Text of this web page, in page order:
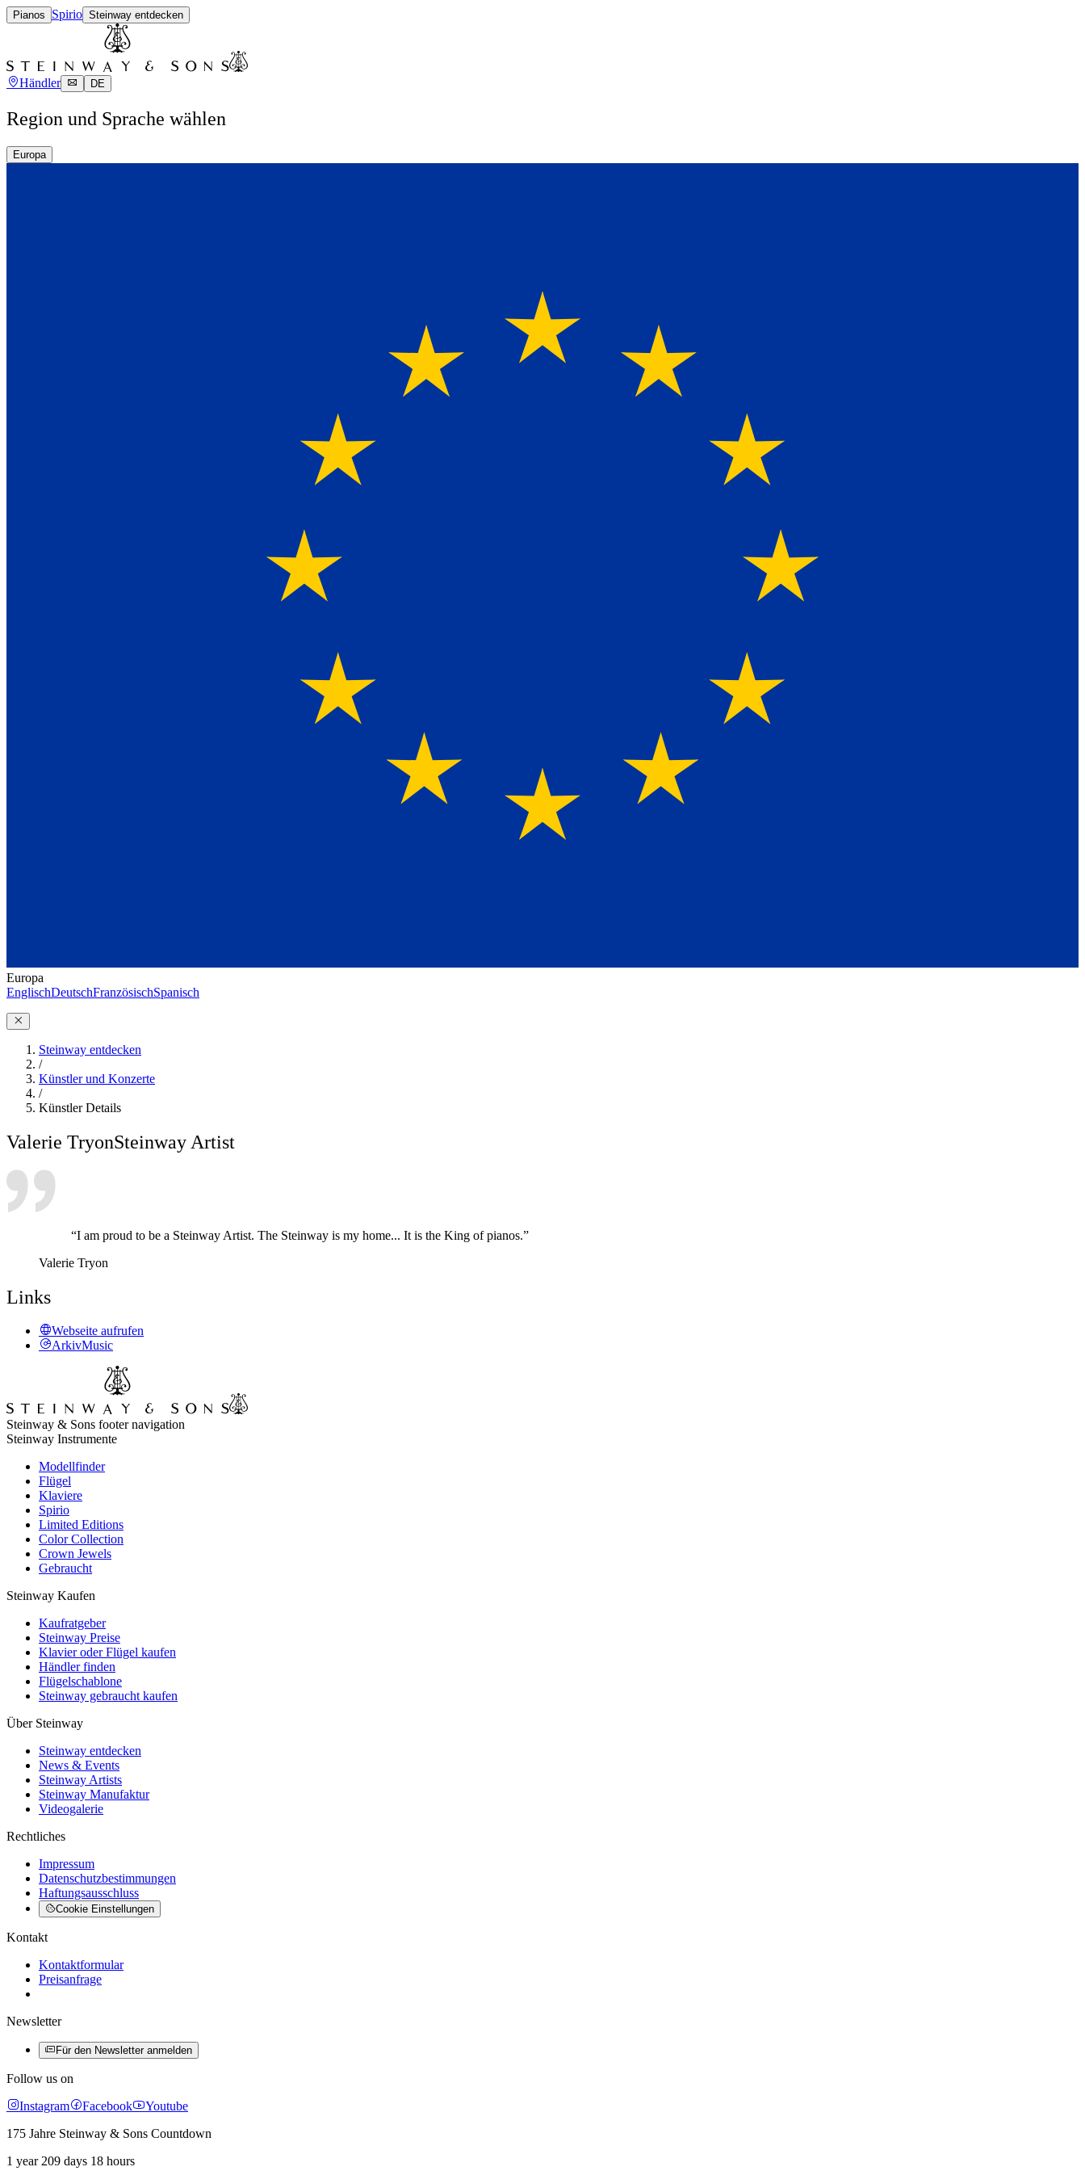
Pianos Spirio Steinway entdecken
Händler DE
Region und Sprache wählen
Europa
Europa
EnglischDeutschFranzösischSpanisch
Steinway entdecken
/
Künstler und Konzerte
/
Künstler Details
Valerie TryonSteinway Artist
“I am proud to be a Steinway Artist. The Steinway is my home... It is the King of pianos.”
Valerie Tryon
Links
Webseite aufrufen
ArkivMusic
Steinway & Sons footer navigation
Steinway Instrumente
Modellfinder
Flügel
Klaviere
Spirio
Limited Editions
Color Collection
Crown Jewels
Gebraucht
Steinway Kaufen
Kaufratgeber
Steinway Preise
Klavier oder Flügel kaufen
Händler finden
Flügelschablone
Steinway gebraucht kaufen
Über Steinway
Steinway entdecken
News & Events
Steinway Artists
Steinway Manufaktur
Videogalerie
Rechtliches
Impressum
Datenschutzbestimmungen
Haftungsausschluss
Cookie Einstellungen
Kontakt
Kontaktformular
Preisanfrage
Newsletter
Für den Newsletter anmelden
Follow us on
Instagram
Facebook
Youtube
175 Jahre Steinway & Sons Countdown
1 year 209 days 18 hours